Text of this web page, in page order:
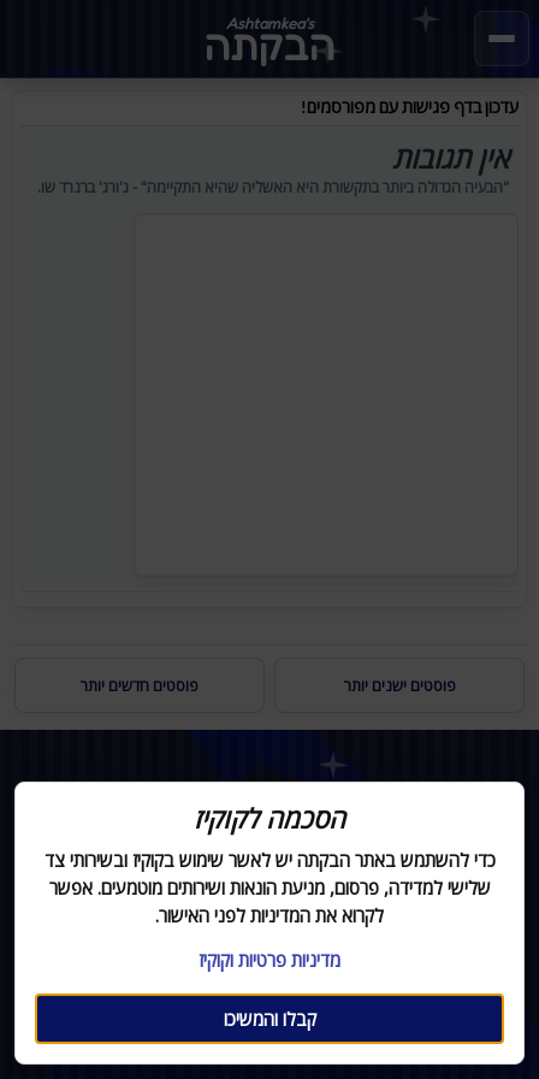
Ashtamkea's
הבקתה
עדכון בדף פגישות עם מפורסמים!
אין תגובות
"הבעיה הגדולה ביותר בתקשורת היא האשליה שהיא התקיימה" - ג'ורג' ברנרד שו.
פוסטים חדשים יותר פוסטים ישנים יותר
הסכמה לקוקיז
כדי להשתמש באתר הבקתה יש לאשר שימוש בקוקיז ובשירותי צד
שלישי למדידה, פרסום, מניעת הונאות ושירותים מוטמעים. אפשר
לקרוא את המדיניות לפני האישור.
מדיניות פרטיות וקוקיז
קבלו והמשיכו